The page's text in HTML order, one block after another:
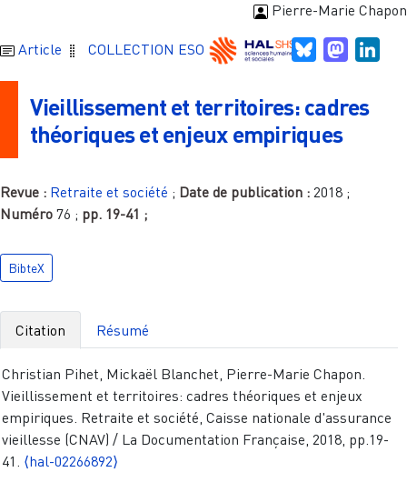
Pierre-Marie Chapon
Article COLLECTION ESO Bluesky
Vieillissement et territoires: cadres
théoriques et enjeux empiriques
Revue : Retraite et société ; Date de publication : 2018 ;
Numéro 76 ; pp. 19-41 ;
BibteX
Citation Résumé
Christian Pihet, Mickaël Blanchet, Pierre-Marie Chapon.
Vieillissement et territoires: cadres théoriques et enjeux
empiriques. Retraite et société, Caisse nationale d'assurance
vieillesse (CNAV) / La Documentation Française, 2018, pp.19-
41. ⟨hal-02266892⟩